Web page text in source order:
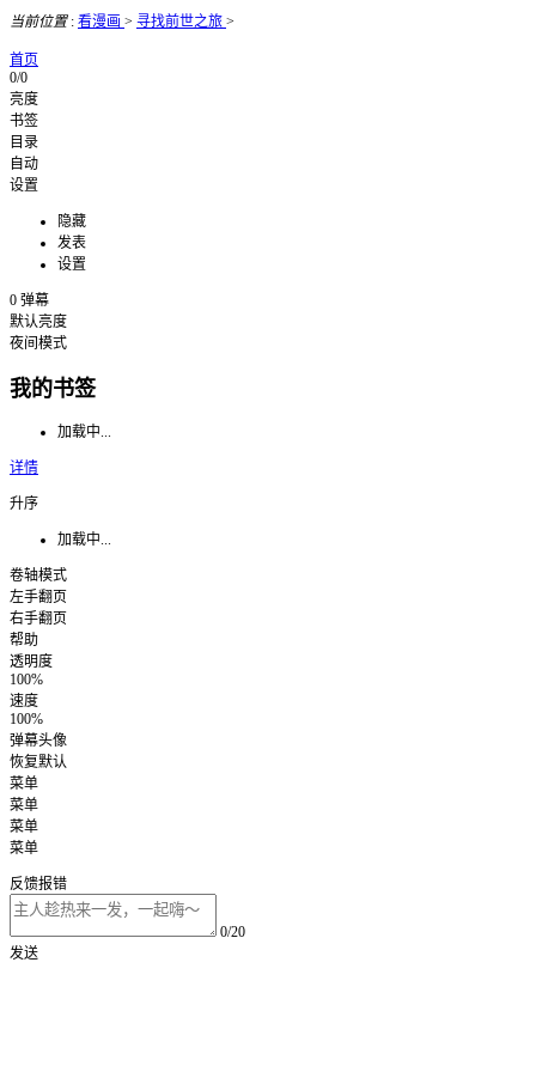
当前位置: 看漫画 > 寻找前世之旅 >
首页
0/0
亮度
书签
目录
自动
设置
隐藏
发表
设置
0 弹幕
默认亮度
夜间模式
我的书签
加载中...
详情
升序
加载中...
卷轴模式
左手翻页
右手翻页
帮助
透明度
100%
速度
100%
弹幕头像
恢复默认
菜单
菜单
菜单
菜单
反馈报错
0/20
发送